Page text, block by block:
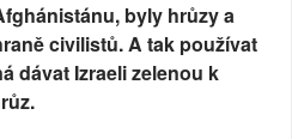
byly hrůzy a
civilistů. A tak používat
dávat Izraeli zelenou k